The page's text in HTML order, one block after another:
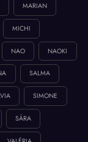
MARIAN
MICHI
NAO NAOKI
SALMA
SIMONE
SÁRA